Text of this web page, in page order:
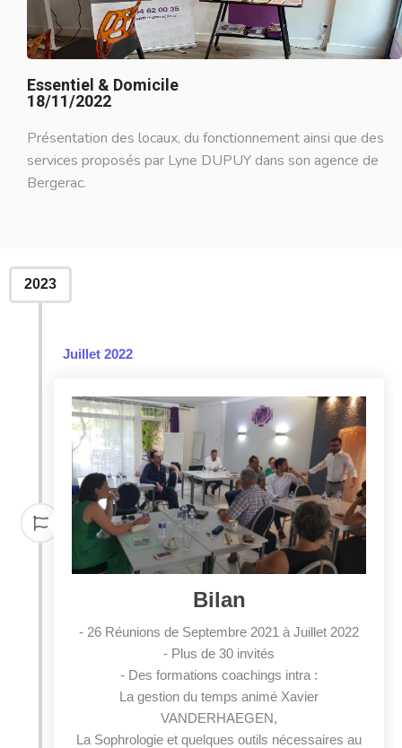
Essentiel & Domicile
18/11/2022
Présentation des locaux, du fonctionnement ainsi que des
services proposés par Lyne DUPUY dans son agence de
Bergerac.
2023
Juillet 2022
Bilan
- 26 Réunions de Septembre 2021 à Juillet 2022
- Plus de 30 invités
- Des formations coachings intra :
La gestion du temps animé Xavier
VANDERHAEGEN,
La Sophrologie et quelques outils nécessaires au